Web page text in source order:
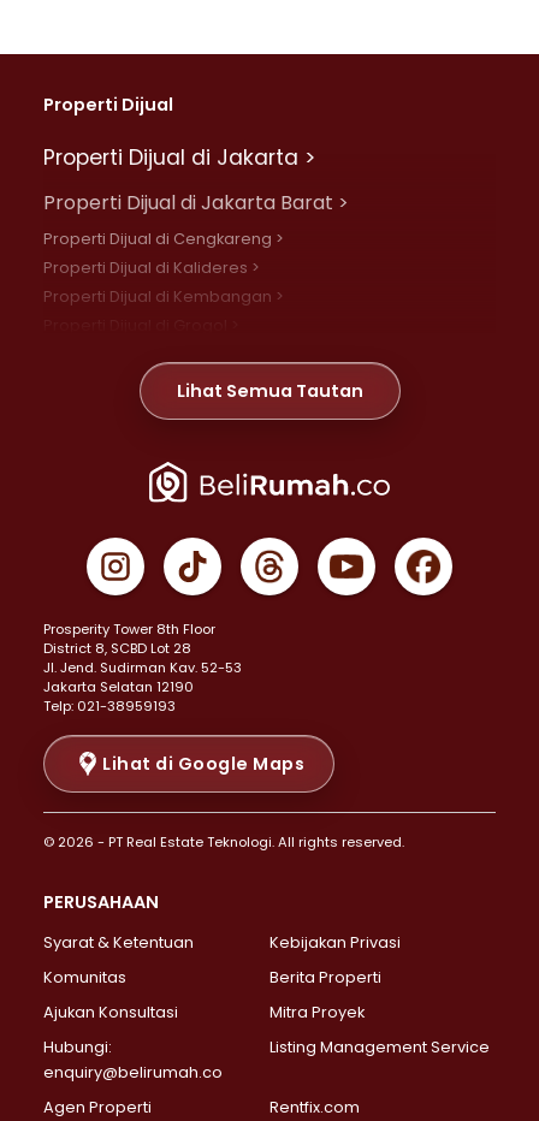
Properti Dijual
Properti Dijual di Jakarta >
Properti Dijual di Jakarta Barat >
Properti Dijual di Cengkareng >
Properti Dijual di Kalideres >
Properti Dijual di Kembangan >
Properti Dijual di Meruya >
Properti Dijual di Jelambar >
Properti Dijual di Jakarta Pusat >
Properti Dijual di Gambir >
Properti Dijual di Johar Baru >
Properti Dijual di Menteng >
Properti Dijual di Senen >
Properti Dijual di Tanah Abang >
Properti Dijual di Cikini >
Properti Dijual di Kramat >
Properti Dijual di Pasar Baru >
Properti Dijual di Bendungan Hilir >
Properti Dijual di Jakarta Selatan >
Properti Dijual di Lebak Bulus >
Properti Dijual di Gandaria Selatan >
Properti Dijual di Pondok Labu >
Properti Dijual di Lenteng Agung >
Properti Dijual di Senayan >
Properti Dijual di Pondok Pinang >
Lihat Semua Tautan
Prosperity Tower 8th Floor
District 8, SCBD Lot 28
JI. Jend. Sudirman Kav. 52-53
Jakarta Selatan 12190
Telp: 021-38959193
Lihat di Google Maps
© 2026 - PT Real Estate Teknologi. All rights reserved.
PERUSAHAAN
Syarat & Ketentuan
Kebijakan Privasi
Komunitas
Berita Properti
Ajukan Konsultasi
Mitra Proyek
Hubungi:
enquiry@belirumah.co
Listing Management Service
Agen Properti Rentfix.com